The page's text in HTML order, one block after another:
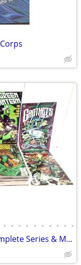
• • • • • • • • • •
CGC Bundle Lots, KEYS, Complete Series & MORE🔥